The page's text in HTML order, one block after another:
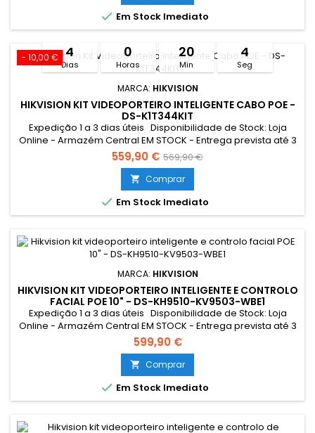
 Em Stock Imediato
- 10,00 € 4
Dias
0
Horas
20
Min
4
Seg
MARCA: HIKVISION
HIKVISION KIT VIDEOPORTEIRO INTELIGENTE CABO POE -
DS-K1T344KIT
Expedição 1 a 3 dias úteis Disponibilidade de Stock: Loja
Online - Armazém Central EM STOCK - Entrega prevista até 3
dias úteis Loja Braga - Rua António Fernandes Ferreira
Gomes SEM STOCK - Por encomenda - chegada até 2 dias
úteis Limitado ao stock existente Resumo: Kit de
videoporteiro com Switch POE 4ch Tecnologia IP & WiFi Placa
e monitor |...
559,90 € 569,90 €
 Comprar
 Em Stock Imediato
MARCA: HIKVISION
HIKVISION KIT VIDEOPORTEIRO INTELIGENTE E CONTROLO
FACIAL POE 10" - DS-KH9510-KV9503-WBE1
Expedição 1 a 3 dias úteis Disponibilidade de Stock: Loja
Online - Armazém Central EM STOCK - Entrega prevista até 3
dias úteis Loja Braga - Rua António Fernandes Ferreira
Gomes SEM STOCK - Por encomenda - chegada até 2 dias
úteis Resumo: *Conexão Monitor e Intercomunicador
Exterior: Cabo UTP POE Tocaram à campainha quando não
estava em casa? A...
599,90 €
 Comprar
 Em Stock Imediato